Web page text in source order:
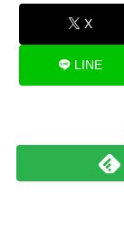
X
LINE